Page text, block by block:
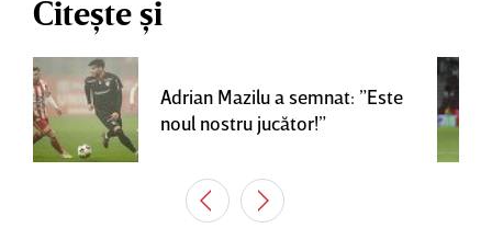
Citește și
Adrian Mazilu a semnat: ”Este
noul nostru jucător!”